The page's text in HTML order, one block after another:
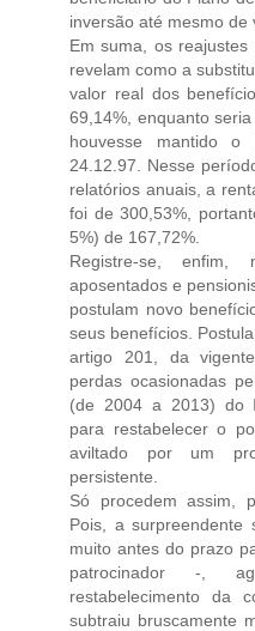
inversão até mesmo de
Em suma, os reajustes
revelam como a
valor real dos
69,14%, enquanto
houvesse mantido
24.12.97. Nesse
relatórios anuais, a
foi de 300,53%,
5%) de 167,72%.
Registre-se,
aposentados e
postulam novo
seus benefícios.
artigo 201, da
perdas ocasionadas
(de 2004 a 2013) do
para restabelecer o
aviltado por um
persistente.
Só procedem assim,
Pois, a surpreendente
muito antes do prazo
patrocinador -,
restabelecimento da
subtraiu bruscamente